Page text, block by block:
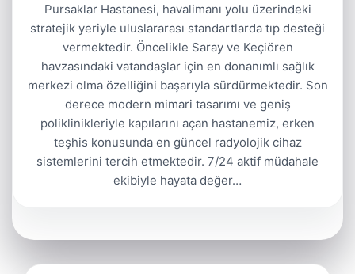
Pursaklar Hastanesi, havalimanı yolu üzerindeki
stratejik yeriyle uluslararası standartlarda tıp desteği
vermektedir. Öncelikle Saray ve Keçiören
havzasındaki vatandaşlar için en donanımlı sağlık
merkezi olma özelliğini başarıyla sürdürmektedir. Son
derece modern mimari tasarımı ve geniş
poliklinikleriyle kapılarını açan hastanemiz, erken
teşhis konusunda en güncel radyolojik cihaz
sistemlerini tercih etmektedir. 7/24 aktif müdahale
ekibiyle hayata değer…